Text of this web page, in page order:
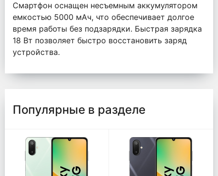
Смартфон оснащен несъемным аккумулятором
емкостью 5000 мАч, что обеспечивает долгое
время работы без подзарядки. Быстрая зарядка
18 Вт позволяет быстро восстановить заряд
устройства.
Популярные в разделе